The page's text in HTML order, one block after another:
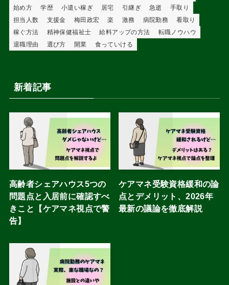
始め方
学歴 小遣い稼ぎ 居宅 引継ぎ 急逝
手取り
担当人数
支援金 梅田政宏 楽 激務 病院勤務
看取り
稼ぐ方法
精神保健福祉士 給料アップの方法
転職ノウハウ
退職理由
選び方 開業 食っていける
新着記事
高齢者シェアハウス5つの
問題点と入居前に確認すべ
きこと【ケアマネ視点で警
告】
ケアマネ受験資格緩和の論
点とデメリット、2026年
最新の議論を徹底解説